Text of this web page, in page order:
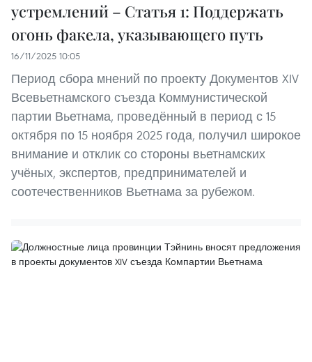
устремлений – Статья 1: Поддержать
огонь факела, указывающего путь
16/11/2025 10:05
Период сбора мнений по проекту Документов XIV
Всевьетнамского съезда Коммунистической
партии Вьетнама, проведённый в период с 15
октября по 15 ноября 2025 года, получил широкое
внимание и отклик со стороны вьетнамских
учёных, экспертов, предпринимателей и
соотечественников Вьетнама за рубежом.